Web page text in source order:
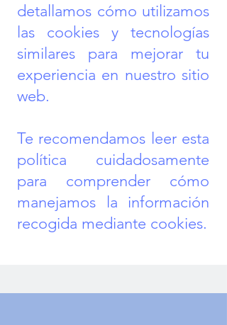
detallamos cómo utilizamos
las cookies y tecnologías
similares para mejorar tu
experiencia en nuestro sitio
web.
Te recomendamos leer esta
política cuidadosamente
para comprender cómo
manejamos la información
recogida mediante cookies.